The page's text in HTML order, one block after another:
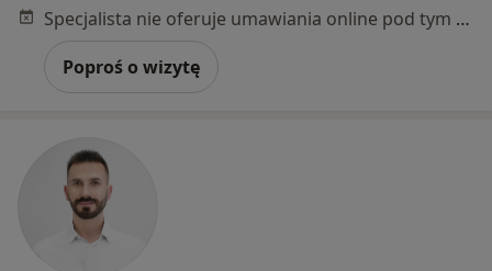
Specjalista nie oferuje umawiania online pod tym adresem.
Poproś o wizytę